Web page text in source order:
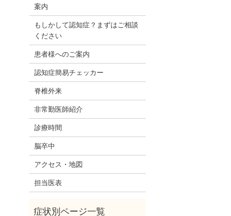
案内
もしかして認知症？まずはご相談
ください
患者様へのご案内
認知症簡易チェッカー
脊椎外来
非常勤医師紹介
診療時間
脳卒中
アクセス・地図
担当医表